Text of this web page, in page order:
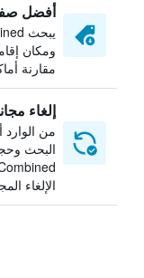
أفضل
ومكان
مقارنة
إلغاء
من
البحث
الإلغاء